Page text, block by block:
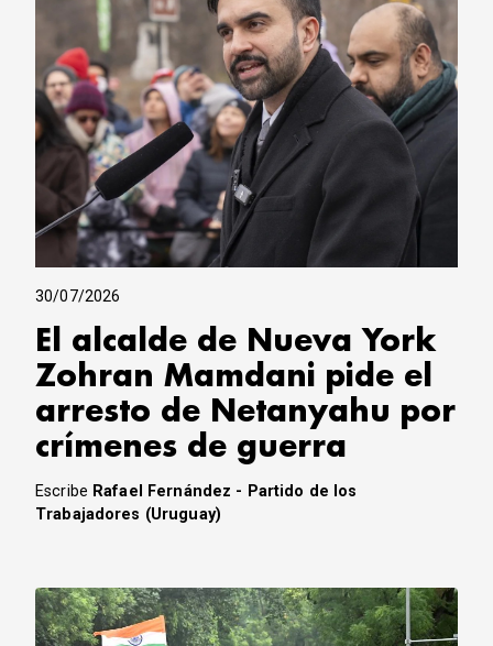
30/07/2026
El alcalde de Nueva York
Zohran Mamdani pide el
arresto de Netanyahu por
crímenes de guerra
Escribe Rafael Fernández - Partido de los
Trabajadores (Uruguay)